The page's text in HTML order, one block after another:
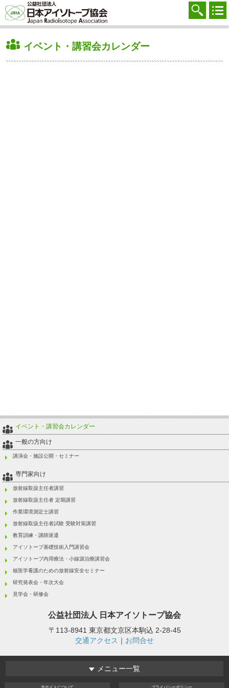
協会を知る
廃棄する
イベント・講習会カレンダー
イベント・講習会カレンダー
一般の方向け
講演会・施設公開・セミナー
専門家向け
放射線取扱主任者講習
放射線取扱主任者 定期講習
作業環境測定士講習
放射線取扱主任者試験 受験対策講習
教育訓練・講師派遣
アイソトープ基礎技術入門講習会
アイソトープ内用療法・小線源治療講習会
核医学看護のための放射線安全セミナー
研究発表会・年次大会
見学会・研修会
公益社団法人 日本アイソトープ協会
〒113-8941 東京都文京区本駒込 2-28-45
交通アクセス ｜ お問合せ
メニュー一覧